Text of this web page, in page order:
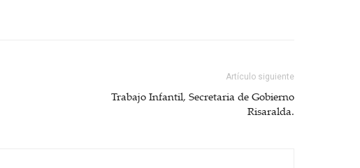
Artículo siguiente
Trabajo Infantil, Secretaria de Gobierno
Risaralda.